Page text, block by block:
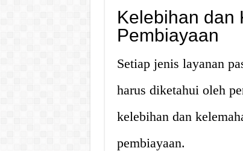
Kelebihan dan
Pembiayaan
Setiap jenis layanan
harus diketahui oleh
kelebihan dan
pembiayaan.